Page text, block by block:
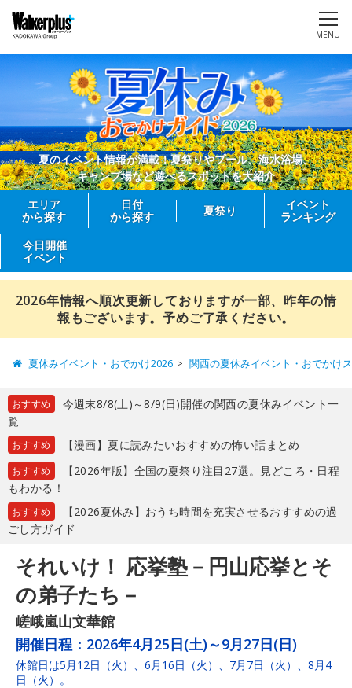
MENU
夏のイベント情報が満載！夏祭りやプール、海水浴場、
キャンプ場など遊べるスポットを大紹介
エリア
から探す
日付
から探す
夏祭り
イベント
ランキング
今日開催
イベント
2026年情報へ順次更新しておりますが一部、昨年の情
報もございます。予めご了承ください。
夏休みイベント・おでかけ2026 関西の夏休みイベント・おでかけ
おすすめ
今週末8/8(土)～8/9(日)開催の関西の夏休みイベント一
覧
おすすめ 【漫画】夏に読みたいおすすめの怖い話まとめ
おすすめ
【2026年版】全国の夏祭り注目27選。見どころ・日程
もわかる！
おすすめ
【2026夏休み】おうち時間を充実させるおすすめの過
ごし方ガイド
それいけ！ 応挙塾－円山応挙とそ
の弟子たち－
嵯峨嵐山文華館
開催日程： 2026年4月25日(土)～9月27日(日)
休館日は5月12日（火）、6月16日（火）、7月7日（火）、8月4
日（火）。